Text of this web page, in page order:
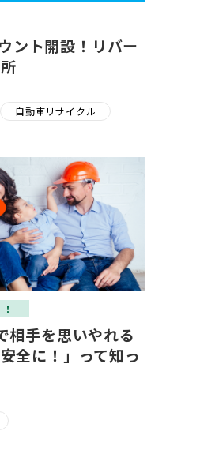
ト開設！リバー
自動車リサイクル
相手を思いやれる
全に！」って知っ